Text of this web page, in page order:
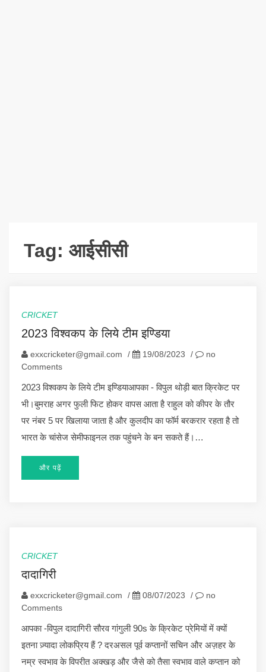
Tag: आईसीसी
CRICKET
2023 विश्वकप के लिये टीम इण्डिया
exxcricketer@gmail.com / 19/08/2023 /
no
Comments
2023 विश्वकप के लिये टीम इण्डियाआपका - विपुल थोड़ी बात क्रिकेट पर
भी।बुमराह अगर फुली फिट होकर वापस आता है राहुल को कीपर के तौर
पर नंबर 5 पर खिलाया जाता है और कुलदीप का फॉर्म बरकरार रहता है तो
भारत के चांसेज सेमीफाइनल तक पहुंचने के बन सकते हैं।…
और पढ़ें
CRICKET
दादागिरी
exxcricketer@gmail.com / 08/07/2023 /
no
Comments
आपका -विपुल दादागिरी सौरव गांगुली 90s के क्रिकेट प्रेमियों में क्यों
इतना ज़्यादा लोकप्रिय हैं ? दरअसल पूर्व कप्तानों सचिन और अज़हर के
नम्र स्वभाव के विपरीत अक्खड़ और जैसे को तैसा स्वभाव वाले कप्तान को